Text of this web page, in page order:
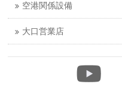
空港関係設備
大口営業店